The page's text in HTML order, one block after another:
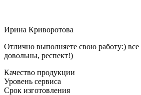
Ирина Криворотова
Отлично выполняете свою работу:) все
довольны, респект!)
Качество продукции
Уровень сервиса
Срок изготовления